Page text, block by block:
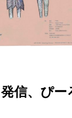
信、ぴー